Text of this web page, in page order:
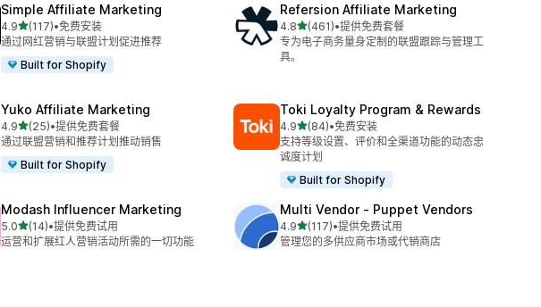
Simple Affiliate Marketing
4.9星（满分 5 星）
(117)
总共 117 条评论
•免费安装
通过网红营销与联盟计划促进推荐
Built for Shopify
Refersion Affiliate Marketing
4.8星（满分 5 星）
(461)
总共 461 条评论
•提供免费套餐
专为电子商务量身定制的联盟跟踪与管理工
具。
Yuko Affiliate Marketing
4.9星（满分 5 星）
(25)
总共 25 条评论
•提供免费套餐
通过联盟营销和推荐计划推动销售
Built for Shopify
Toki Loyalty Program & Rewards
4.9星（满分 5 星）
(84)
总共 84 条评论
•免费安装
支持等级设置、评价和全渠道功能的动态忠
诚度计划
Built for Shopify
Modash Influencer Marketing
5.0星（满分 5 星）
(14)
总共 14 条评论
•提供免费试用
运营和扩展红人营销活动所需的一切功能
Multi Vendor ‑ Puppet Vendors
4.9星（满分 5 星）
(117)
总共 117 条评论
•提供免费试用
管理您的多供应商市场或代销商店